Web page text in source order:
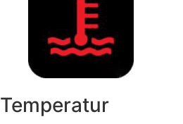
Temperatur